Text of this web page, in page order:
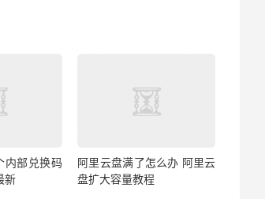
内部兑换码
新
阿里云盘满了怎么办 阿里云
盘扩大容量教程